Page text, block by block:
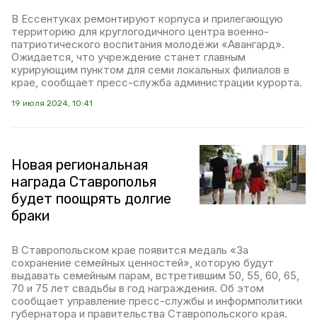
В Ессентуках ремонтируют корпуса и прилегающую
территорию для круглогодичного центра военно-
патриотического воспитания молодёжи «Авангард».
Ожидается, что учреждение станет главным
курирующим пунктом для семи локальных филиалов в
крае, сообщает пресс-служба администрации курорта.
19 июля 2024, 10:41
Новая региональная
награда Ставрополья
будет поощрять долгие
браки
В Ставропольском крае появится медаль «За
сохранение семейных ценностей», которую будут
выдавать семейным парам, встретившим 50, 55, 60, 65,
70 и 75 лет свадьбы в год награждения. Об этом
сообщает управление пресс-службы и информполитики
губернатора и правительства Ставропольского края.